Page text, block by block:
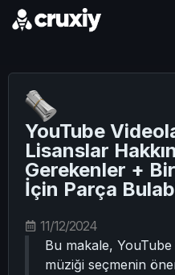
YouTube
Lisanslar
Gerekenler +
İçin Parça
11/12/2024
Bu makale,
müziği seçmenin